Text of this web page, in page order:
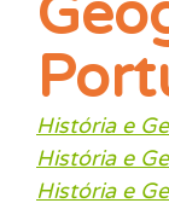
História e
História e
História e